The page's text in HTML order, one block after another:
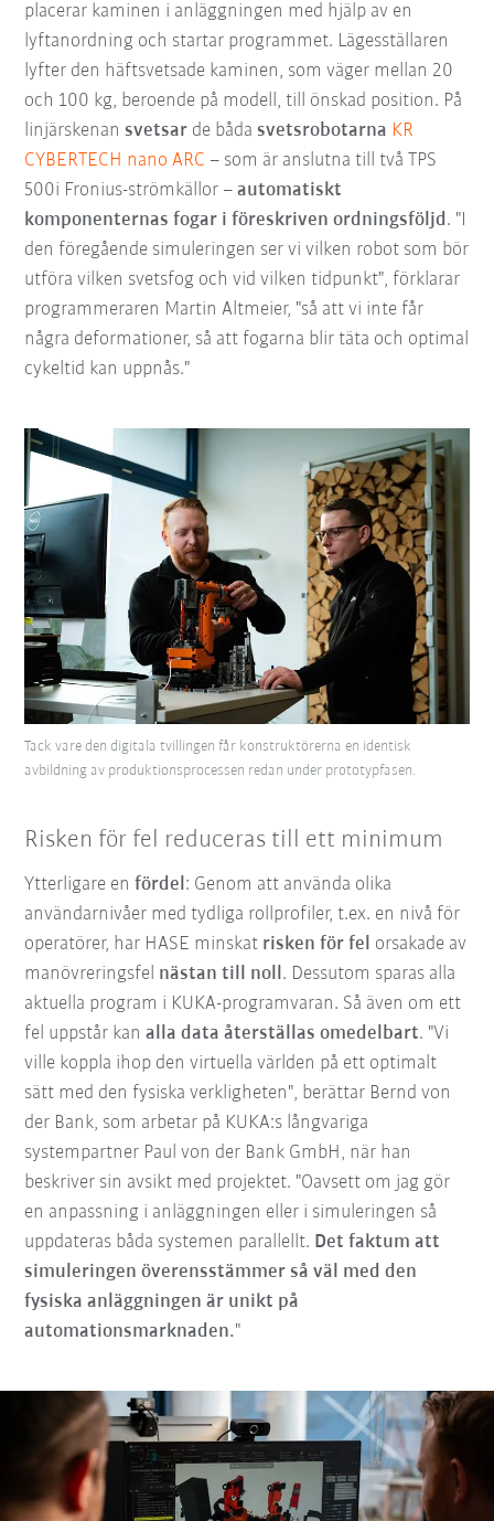
placerar kaminen i anläggningen med hjälp av en
lyftanordning och startar programmet. Lägesställaren
lyfter den häftsvetsade kaminen, som väger mellan 20
och 100 kg, beroende på modell, till önskad position. På
linjärskenansvetsar de bådasvetsrobotarna KR
CYBERTECH nano ARC – som är anslutna till två TPS
500i Fronius-strömkällor –automatiskt
komponenternas fogar i föreskriven ordningsföljd. "I
den föregående simuleringen ser vi vilken robot som bör
utföra vilken svetsfog och vid vilken tidpunkt", förklarar
programmeraren Martin Altmeier, "så att vi inte får
några deformationer, så att fogarna blir täta och optimal
cykeltid kan uppnås."
Tack vare den digitala tvillingen får konstruktörerna en identisk
avbildning av produktionsprocessen redan under prototypfasen.
Risken för fel reduceras till ett minimum
Ytterligare enfördel: Genom att använda olika
användarnivåer med tydliga rollprofiler, t.ex. en nivå för
operatörer, har HASE minskat risken för fel orsakade av
manövreringsfel nästan till noll. Dessutom sparas alla
aktuella program i KUKA-programvaran. Så även om ett
fel uppstår kanalla data återställas omedelbart. "Vi
ville koppla ihop den virtuella världen på ett optimalt
sätt med den fysiska verkligheten", berättar Bernd von
der Bank, som arbetar på KUKA:s långvariga
systempartner Paul von der Bank GmbH, när han
beskriver sin avsikt med projektet. "Oavsett om jag gör
en anpassning i anläggningen eller i simuleringen så
uppdateras båda systemen parallellt. Det faktum att
simuleringen överensstämmer så väl med den
fysiska anläggningen är unikt på
automationsmarknaden."